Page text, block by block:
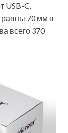
USB-C.
равны 70 мм в
всего 370